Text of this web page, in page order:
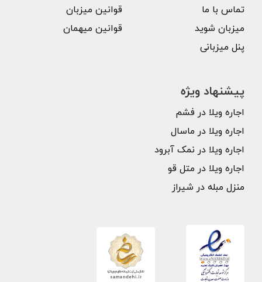
تماس با ما
میزبان شوید
پنل میزبانی
قوانین میزبان
قوانین میهمان
پیشنهاد ویژه
اجاره ویلا در فشم
اجاره ویلا در ماسال
اجاره ویلا در نمک آبرود
اجاره ویلا در متل قو
منزل مبله در شیراز